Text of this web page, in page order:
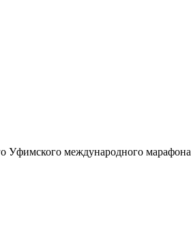
Уфимского международного марафона